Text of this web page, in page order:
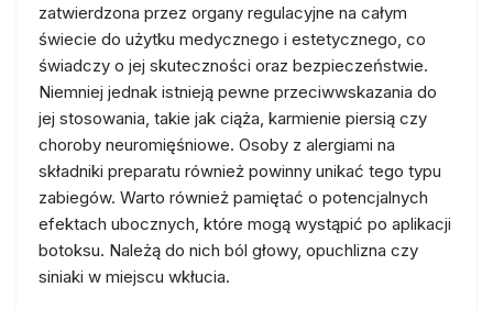
zatwierdzona przez organy regulacyjne na całym
świecie do użytku medycznego i estetycznego, co
świadczy o jej skuteczności oraz bezpieczeństwie.
Niemniej jednak istnieją pewne przeciwwskazania do
jej stosowania, takie jak ciąża, karmienie piersią czy
choroby neuromięśniowe. Osoby z alergiami na
składniki preparatu również powinny unikać tego typu
zabiegów. Warto również pamiętać o potencjalnych
efektach ubocznych, które mogą wystąpić po aplikacji
botoksu. Należą do nich ból głowy, opuchlizna czy
siniaki w miejscu wkłucia.